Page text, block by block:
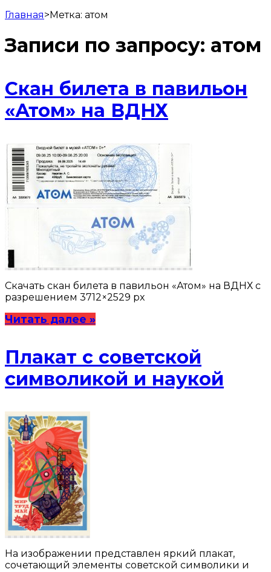
Главная>Метка: атом
Записи по запросу: атом
Скан билета в павильон
«Атом» на ВДНХ
Скачать cкан билета в павильон «Атом» на ВДНХ с
разрешением 3712×2529 px
Читать далее »
Плакат с советской
символикой и наукой
На изображении представлен яркий плакат,
сочетающий элементы советской символики и